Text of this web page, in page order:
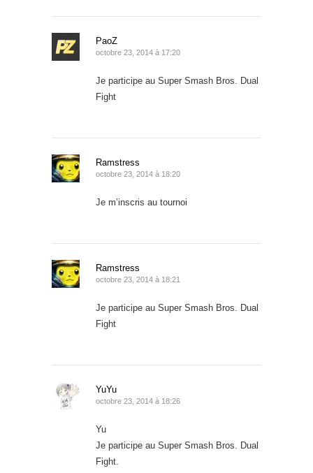
PaoZ
octobre 23, 2014 à 17:20
Je participe au Super Smash Bros. Dual
Fight
Ramstress
octobre 23, 2014 à 18:20
Je m’inscris au tournoi
Ramstress
octobre 23, 2014 à 18:21
Je participe au Super Smash Bros. Dual
Fight
YuYu
octobre 23, 2014 à 18:26
Yu
Je participe au Super Smash Bros. Dual
Fight.